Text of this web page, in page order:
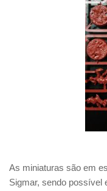
As miniaturas são em
Sigmar, sendo possível